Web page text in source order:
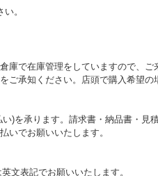
。
で在庫管理をしていますので、ご
ご承知ください。店頭で購入希望の
)を承ります。請求書・納品書・見
いでお願いいたします。
文表記でお願いいたします。